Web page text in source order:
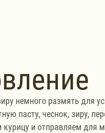
немного размять для
пасту, чеснок, зиру,
и отправляем для